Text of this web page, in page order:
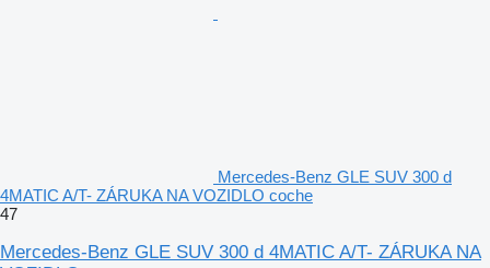
Mercedes-Benz GLE SUV 300 d
4MATIC A/T- ZÁRUKA NA VOZIDLO coche
47
Mercedes-Benz GLE SUV 300 d 4MATIC A/T- ZÁRUKA NA